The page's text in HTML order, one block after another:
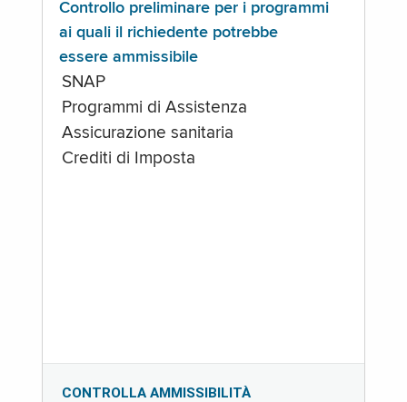
Controllo preliminare per i programmi
ai quali il richiedente potrebbe
essere ammissibile
SNAP
Programmi di Assistenza
Assicurazione sanitaria
Crediti di Imposta
CONTROLLA AMMISSIBILITÀ